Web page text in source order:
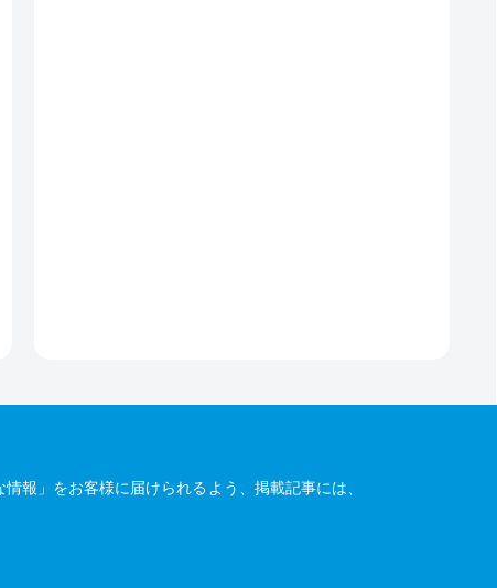
報」をお客様に届けられるよう、掲載記事には、